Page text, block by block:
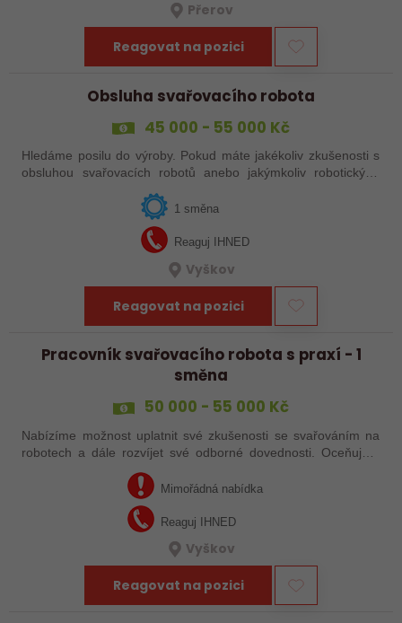
Přerov
Reagovat na pozici
Obsluha svařovacího robota
45 000 - 55 000 Kč
Hledáme posilu do výroby. Pokud máte jakékoliv zkušenosti s
obsluhou svařovacích robotů anebo jakýmkoliv robotickým,
1 směna
Reaguj IHNED
Vyškov
Reagovat na pozici
Pracovník svařovacího robota s praxí - 1
směna
50 000 - 55 000 Kč
Nabízíme možnost uplatnit své zkušenosti se svařováním na
robotech a dále rozvíjet své odborné dovednosti. Oceňujete
práci na 1 směnu a máte zájem o dlouhodobou spolupráci?
Dejte o sobě vědět!…
Mimořádná nabídka
Reaguj IHNED
Vyškov
Reagovat na pozici